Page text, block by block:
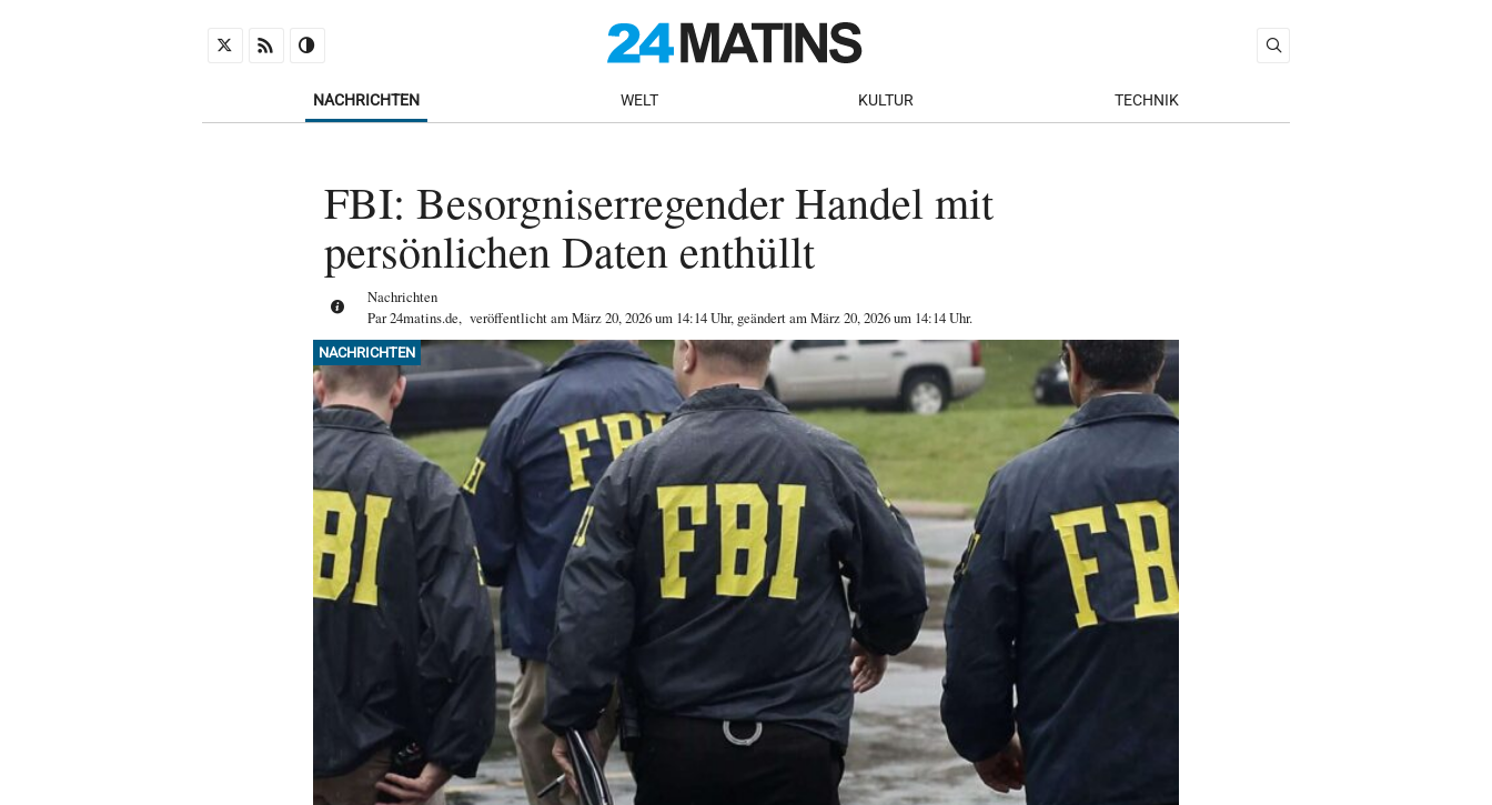
NACHRICHTEN WELT KULTUR TECHNIK
FBI: Besorgniserregender Handel mit
persönlichen Daten enthüllt
Nachrichten
Par24matins.de, veröffentlicht amMärz 20, 2026um 14:14 Uhr, geändert am März 20, 2026 um 14:14 Uhr.
NACHRICHTEN